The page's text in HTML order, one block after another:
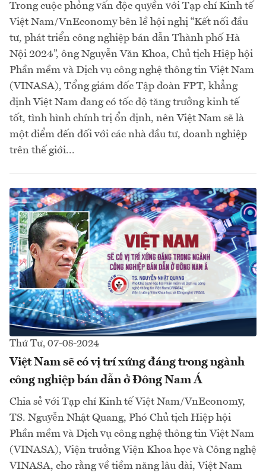
Trong cuộc phỏng vấn độc quyền với Tạp chí Kinh tế
Việt Nam/VnEconomy bên lề hội nghị “Kết nối đầu
tư, phát triển công nghiệp bán dẫn Thành phố Hà
Nội 2024”, ông Nguyễn Văn Khoa, Chủ tịch Hiệp hội
Phần mềm và Dịch vụ công nghệ thông tin Việt Nam
(VINASA), Tổng giám đốc Tập đoàn FPT, khẳng
định Việt Nam đang có tốc độ tăng trưởng kinh tế
tốt, tình hình chính trị ổn định, nên Việt Nam sẽ là
một điểm đến đối với các nhà đầu tư, doanh nghiệp
trên thế giới...
Thứ Tư, 07-08-2024
Việt Nam sẽ có vị trí xứng đáng trong ngành
công nghiệp bán dẫn ở Đông Nam Á
Chia sẻ với Tạp chí Kinh tế Việt Nam/VnEconomy,
TS. Nguyễn Nhật Quang, Phó Chủ tịch Hiệp hội
Phần mềm và Dịch vụ công nghệ thông tin Việt Nam
(VINASA), Viện trưởng Viện Khoa học và Công nghệ
VINASA, cho rằng về tiềm năng lâu dài, Việt Nam